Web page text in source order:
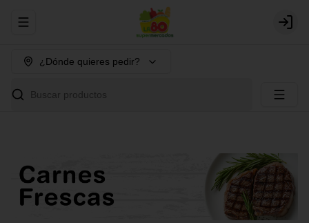
Abrir menu de navegación Login
¿Dónde quieres pedir?
Buscar productos